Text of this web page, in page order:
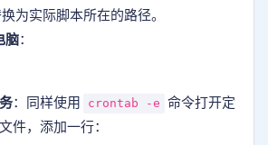
为实际脚本所在的路径。
脑：
：同样使用 crontab -e 命令打开定
件，添加一行：